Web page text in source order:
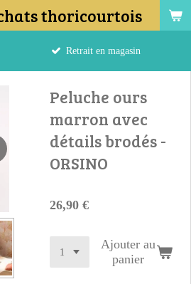
thoricourtois
Retrait en magasin
Peluche ours
marron avec
détails brodés -
ORSINO
26,90 €
Ajouter au
panier